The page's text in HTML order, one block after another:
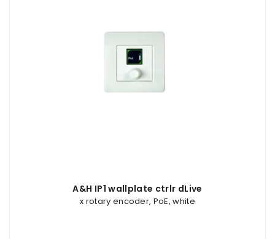
A&H IP1 wallplate ctrlr dLive
x rotary encoder, PoE, white